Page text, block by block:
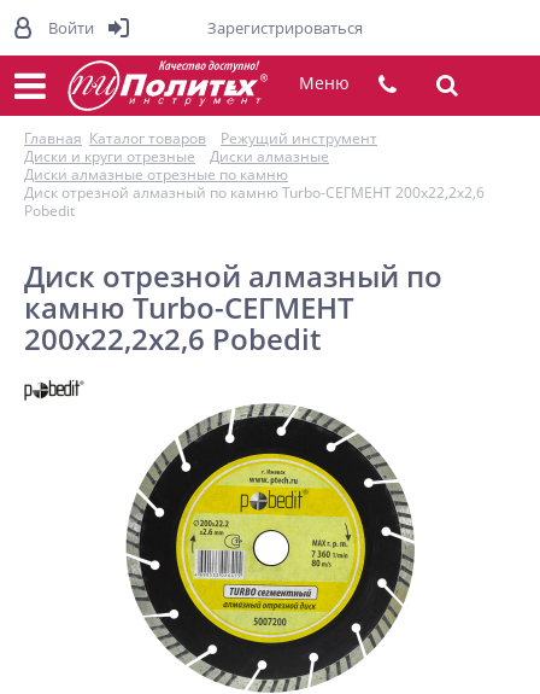
Меню
Главная Каталог товаров
Режущий инструмент
Диски и круги отрезные
Диски алмазные
Диски алмазные отрезные по камню
Диск отрезной алмазный по камню Turbo-СЕГМЕНТ 200х22,2х2,6
Pobedit
Диск отрезной алмазный по
камню Turbo-СЕГМЕНТ
200х22,2х2,6 Pobedit
Войти Зарегистрироваться